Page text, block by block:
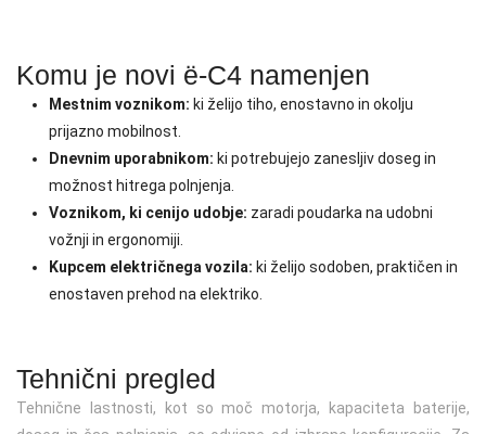
Komu je novi ë-C4 namenjen
Mestnim voznikom: ki želijo tiho, enostavno in okolju
prijazno mobilnost.
Dnevnim uporabnikom: ki potrebujejo zanesljiv doseg in
možnost hitrega polnjenja.
Voznikom, ki cenijo udobje: zaradi poudarka na udobni
vožnji in ergonomiji.
Kupcem električnega vozila: ki želijo sodoben, praktičen in
enostaven prehod na elektriko.
Tehnični pregled
Tehnične lastnosti, kot so moč motorja, kapaciteta baterije,